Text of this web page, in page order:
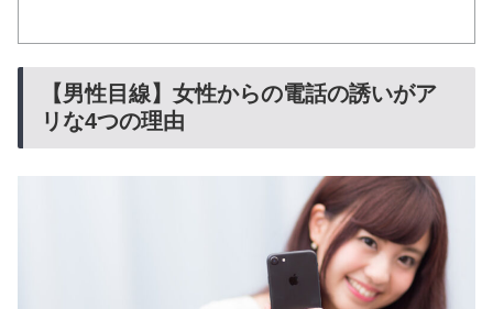
【男性目線】女性からの電話の誘いがア
リな4つの理由